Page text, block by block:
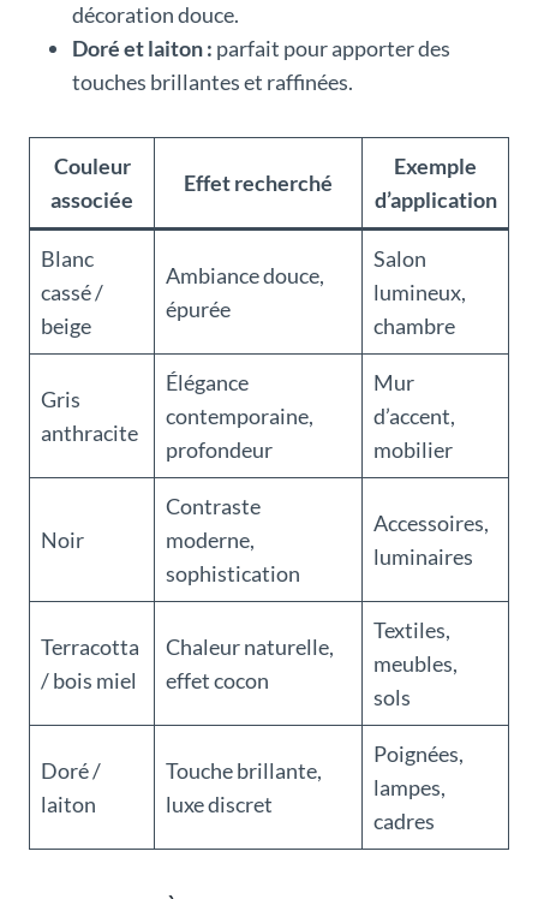
décoration douce.
Doré et laiton : parfait pour apporter des
touches brillantes et raffinées.
Couleur
associée
Effet recherché
Exemple
d’application
Blanc
cassé /
beige
Ambiance douce,
épurée
Salon
lumineux,
chambre
Gris
anthracite
Élégance
contemporaine,
profondeur
Mur
d’accent,
mobilier
Noir
Contraste
moderne,
sophistication
Accessoires,
luminaires
Terracotta
/ bois miel
Chaleur naturelle,
effet cocon
Textiles,
meubles,
sols
Doré /
laiton
Touche brillante,
luxe discret
Poignées,
lampes,
cadres